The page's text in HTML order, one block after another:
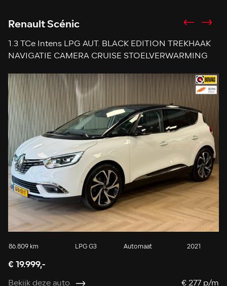
Renault Scénic
1.3 TCe Intens LPG AUT. BLACK EDITION TREKHAAK
NAVIGATIE CAMERA CRUISE STOELVERWARMING
86.809 km LPG G3 Automaat 2021
€ 19.999,-
Bekijk deze auto € 277 p/m